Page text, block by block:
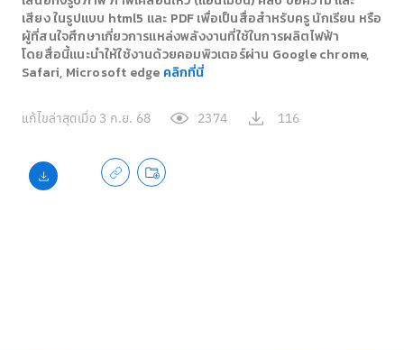
เสียง ในรูปแบบ html5 และ PDF เพื่อเป็นสื่อสำหรับครู นักเรียน หรือ
ผู้ที่สนใจศึกษาเกี่ยวการแหล่งพลังงานที่ใช้ในการผลิตไฟฟ้า
โดยสื่อนี้แนะนำให้ใช้งานด้วยคอมพิวเตอร์ผ่าน Google chrome,
Safari, Microsoft edge คลิกที่นี่
แก้ไขล่าสุดเมื่อ 3 ก.ย. 68 2374 116